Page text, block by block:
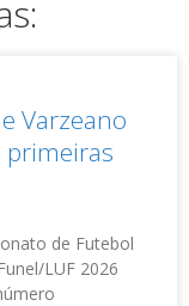
Varzeano
primeiras
de Futebol
LUF 2026